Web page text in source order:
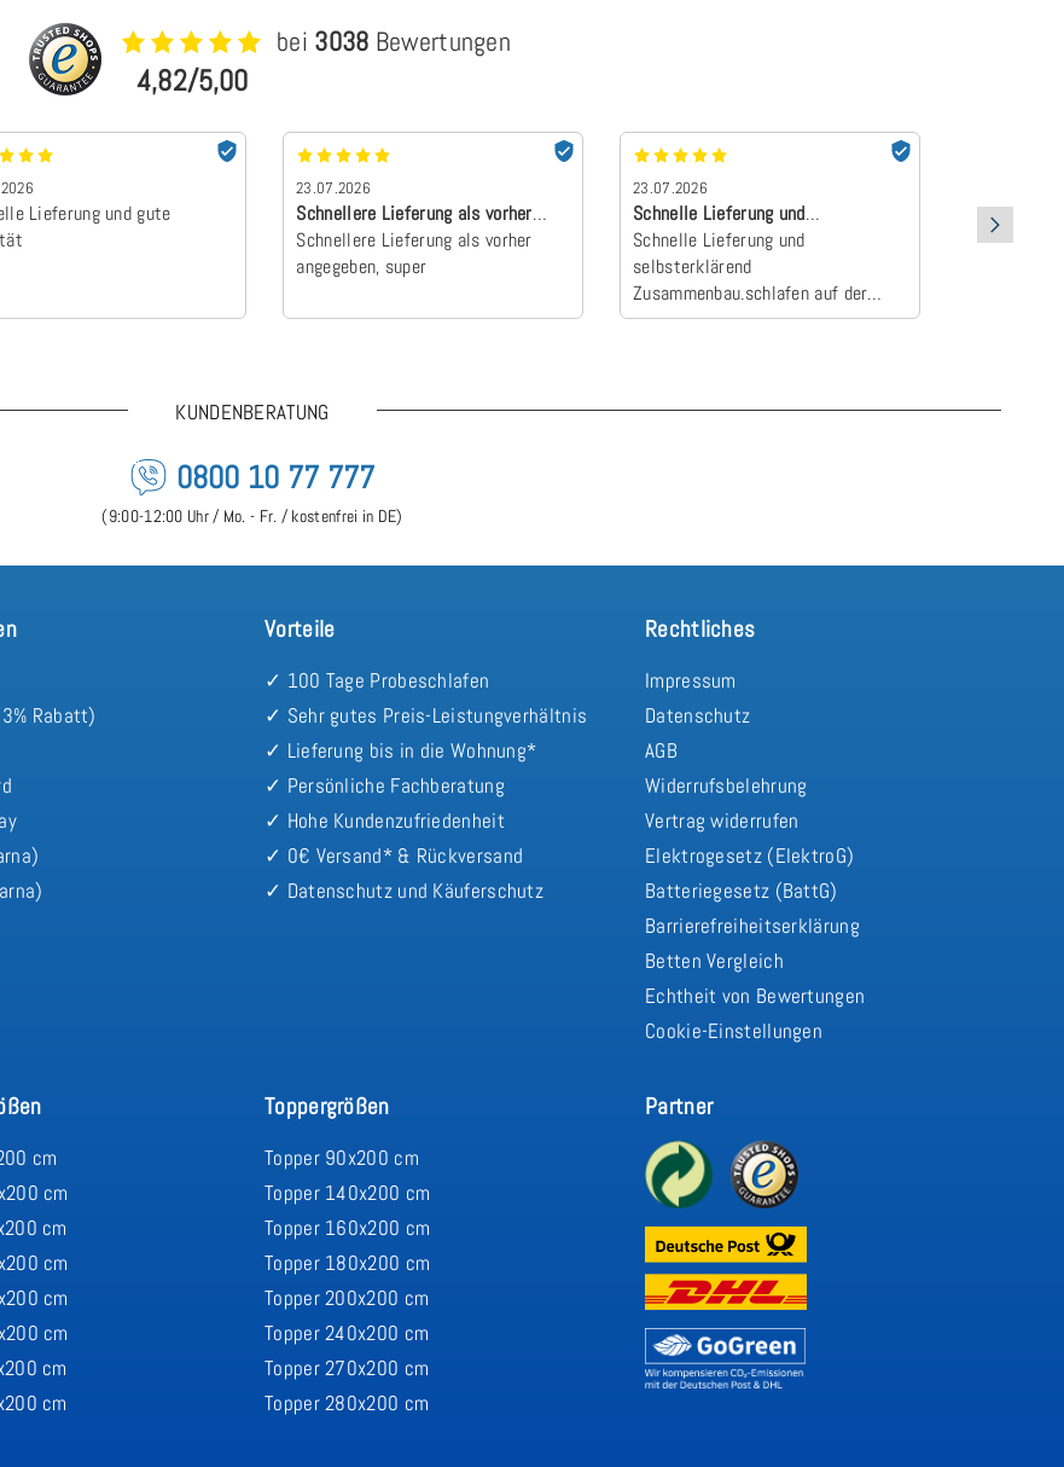
4,82/5,00
bei 3038 Bewertungen
Lieferung und gute
23.07.2026
Schnellere Lieferung als vorher
angegebe…
Schnellere Lieferung als vorher
angegeben, super
23.07.2026
Schnelle Lieferung und
selbsterklärend Z…
Schnelle Lieferung und
selbsterklärend
Zusammenbau.schlafen auf der
neuen Matratze einfach himmlisch
absolut
Der
KUNDENBERATUNG
0800 10 77 777
(9:00-12:00 Uhr / Mo. - Fr. / kostenfrei in DE)
Rabatt)
Vorteile
✓ 100 Tage Probeschlafen
✓ Sehr gutes Preis-Leistungverhältnis
✓ Lieferung bis in die Wohnung*
✓ Persönliche Fachberatung
✓ Hohe Kundenzufriedenheit
✓ 0€ Versand* & Rückversand
✓ Datenschutz und Käuferschutz
Rechtliches
Impressum
Datenschutz
AGB
Widerrufsbelehrung
Vertrag widerrufen
Elektrogesetz (ElektroG)
Batteriegesetz (BattG)
Barrierefreiheitserklärung
Betten Vergleich
Echtheit von Bewertungen
Cookie-Einstellungen
cm
cm
cm
cm
cm
cm
cm
cm
Toppergrößen
Topper 90x200 cm
Topper 140x200 cm
Topper 160x200 cm
Topper 180x200 cm
Topper 200x200 cm
Topper 240x200 cm
Topper 270x200 cm
Topper 280x200 cm
Partner